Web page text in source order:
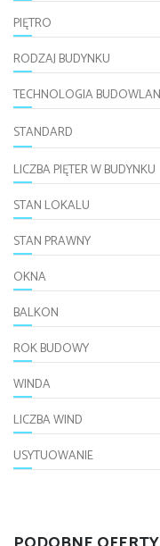
PIĘTRO
RODZAJ BUDYNKU
TECHNOLOGIA
STANDARD
LICZBA PIĘTER W BUDYNKU
STAN LOKALU
STAN PRAWNY
OKNA
BALKON
ROK BUDOWY
WINDA
LICZBA WIND
USYTUOWANIE